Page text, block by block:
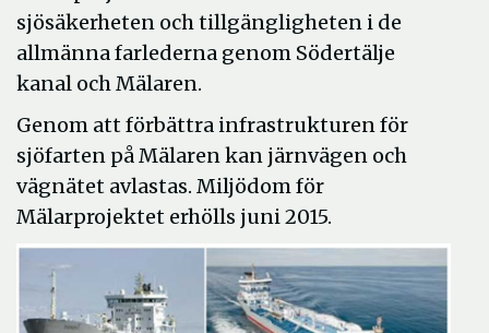
sjösäkerheten och tillgängligheten i de
allmänna farlederna genom Södertälje
kanal och Mälaren.
Genom att förbättra infrastrukturen för
sjöfarten på Mälaren kan järnvägen och
vägnätet avlastas. Miljödom för
Mälarprojektet erhölls juni 2015.